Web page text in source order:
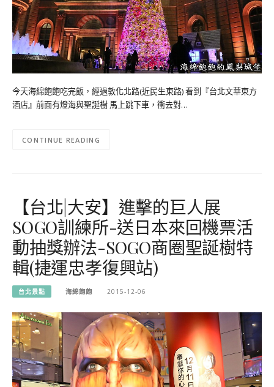
今天海綿飽飽吃完飯，經過敦化北路(近民生東路) 看到『台北文華東方
酒店』前面有燈海與聖誕樹 馬上跳下車，衝去對…
CONTINUE READING
【台北|大安】進擊的巨人展
SOGO訓練所-送日本來回機票活
動抽獎辦法-SOGO商圈聖誕樹特
輯(捷運忠孝復興站)
台北景點 海綿飽飽 2015-12-06